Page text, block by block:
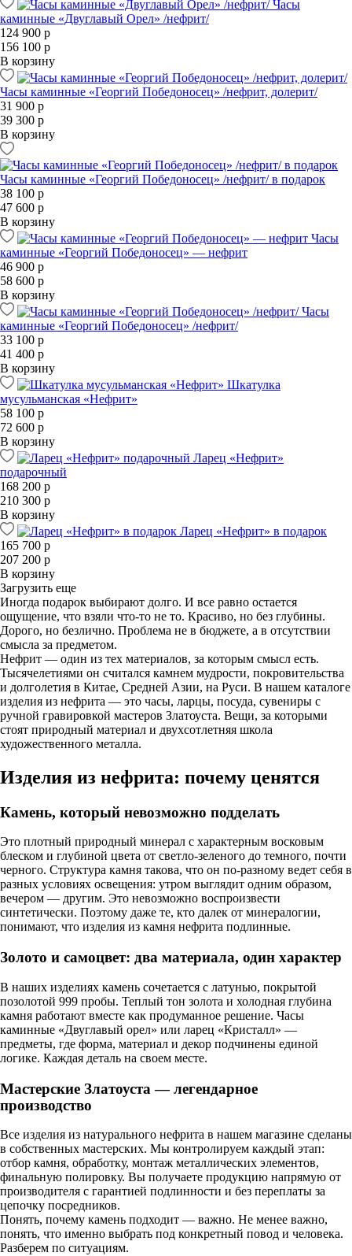
Часы
каминные «Двуглавый Орел» /нефрит/
124 900 р
156 100 р
В корзину
Часы каминные «Георгий Победоносец» /нефрит, долерит/
31 900 р
39 300 р
В корзину
Часы каминные «Георгий Победоносец» /нефрит/ в подарок
38 100 р
47 600 р
В корзину
Часы
каминные «Георгий Победоносец» — нефрит
46 900 р
58 600 р
В корзину
Часы
каминные «Георгий Победоносец» /нефрит/
33 100 р
41 400 р
В корзину
Шкатулка
мусульманская «Нефрит»
58 100 р
72 600 р
В корзину
Ларец «Нефрит»
подарочный
168 200 р
210 300 р
В корзину
Ларец «Нефрит» в подарок
165 700 р
207 200 р
В корзину
Загрузить еще
Иногда подарок выбирают долго. И все равно остается
ощущение, что взяли что-то не то. Красиво, но без глубины.
Дорого, но безлично. Проблема не в бюджете, а в отсутствии
смысла за предметом.
Нефрит — один из тех материалов, за которым смысл есть.
Тысячелетиями он считался камнем мудрости, покровительства
и долголетия в Китае, Средней Азии, на Руси. В нашем каталоге
изделия из нефрита — это часы, ларцы, посуда, сувениры с
ручной гравировкой мастеров Златоуста. Вещи, за которыми
стоят природный материал и двухсотлетняя школа
художественного металла.
Изделия из нефрита: почему ценятся
Камень, который невозможно подделать
Это плотный природный минерал с характерным восковым
блеском и глубиной цвета от светло-зеленого до темного, почти
черного. Структура камня такова, что он по-разному ведет себя в
разных условиях освещения: утром выглядит одним образом,
вечером — другим. Это невозможно воспроизвести
синтетически. Поэтому даже те, кто далек от минералогии,
понимают, что изделия из камня нефрита подлинные.
Золото и самоцвет: два материала, один характер
В наших изделиях камень сочетается с латунью, покрытой
позолотой 999 пробы. Теплый тон золота и холодная глубина
камня работают вместе как продуманное решение. Часы
каминные «Двуглавый орел» или ларец «Кристалл» —
предметы, где форма, материал и декор подчинены единой
логике. Каждая деталь на своем месте.
Мастерские Златоуста — легендарное
производство
Все изделия из натурального нефрита в нашем магазине сделаны
в собственных мастерских. Мы контролируем каждый этап:
отбор камня, обработку, монтаж металлических элементов,
финальную полировку. Вы получаете продукцию напрямую от
производителя с гарантией подлинности и без переплаты за
цепочку посредников.
Понять, почему камень подходит — важно. Не менее важно,
понять, что именно выбрать под конкретный повод и человека.
Разберем по ситуациям.